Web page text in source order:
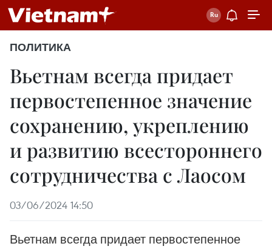
ПОЛИТИКА
Вьетнам всегда придает
первостепенное значение
сохранению, укреплению
и развитию всестороннего
сотрудничества с Лаосом
03/06/2024 14:50
Вьетнам всегда придает первостепенное